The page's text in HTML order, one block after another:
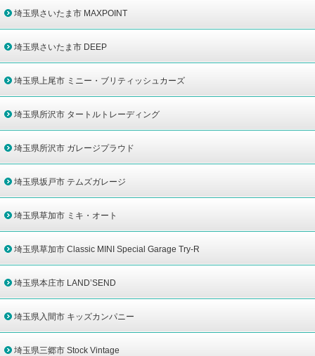
埼玉県さいたま市 MAXPOINT
埼玉県さいたま市 DEEP
埼玉県上尾市 ミニー・ブリティッシュカーズ
埼玉県所沢市 タートルトレーディング
埼玉県所沢市 ガレージプラウド
埼玉県坂戸市 テムズガレージ
埼玉県草加市 ミキ・オート
埼玉県草加市 Classic MINI Special Garage Try-R
埼玉県本庄市 LAND’SEND
埼玉県入間市 キッズカンパニー
埼玉県三郷市 Stock Vintage